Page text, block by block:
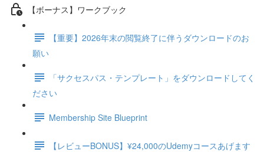
【ボーナス】ワークブック
【重要】2026年末の閲覧終了に伴うダウンロードのお
願い
「サクセスパス・テンプレート」をダウンロードしてく
ださい
Membership Site Blueprint
【レビューBONUS】¥24,000のUdemyコースあげます